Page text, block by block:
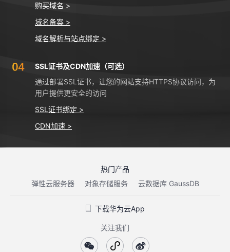
购买域名 >
域名备案 >
域名解析与站点绑定 >
SSL证书及CDN加速（可选）
通过部署SSL证书，让您的网站支持HTTPS协议访问，为
用户提供更安全的访问
SSL证书绑定 >
CDN加速 >
热门产品
弹性云服务器
对象存储服务 云数据库 GaussDB
下载华为云App
关注我们